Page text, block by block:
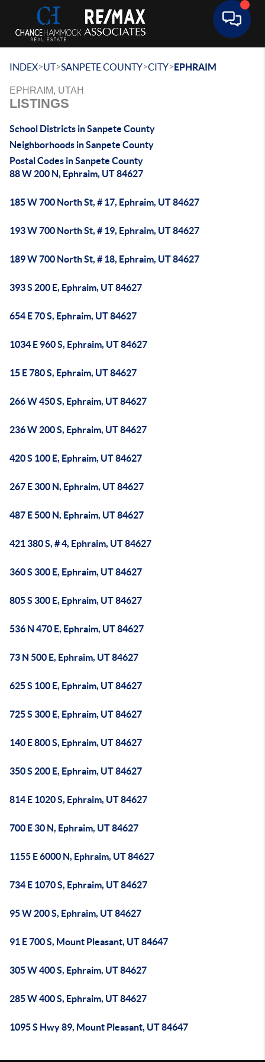
INDEX>UT>SANPETE COUNTY>CITY>EPHRAIM
EPHRAIM, UTAH
LISTINGS
School Districts in Sanpete County
Neighborhoods in Sanpete County
Postal Codes in Sanpete County
88 W 200 N, Ephraim, UT 84627
185 W 700 North St, # 17, Ephraim, UT 84627
193 W 700 North St, # 19, Ephraim, UT 84627
189 W 700 North St, # 18, Ephraim, UT 84627
393 S 200 E, Ephraim, UT 84627
654 E 70 S, Ephraim, UT 84627
1034 E 960 S, Ephraim, UT 84627
15 E 780 S, Ephraim, UT 84627
266 W 450 S, Ephraim, UT 84627
236 W 200 S, Ephraim, UT 84627
420 S 100 E, Ephraim, UT 84627
267 E 300 N, Ephraim, UT 84627
487 E 500 N, Ephraim, UT 84627
421 380 S, # 4, Ephraim, UT 84627
360 S 300 E, Ephraim, UT 84627
805 S 300 E, Ephraim, UT 84627
536 N 470 E, Ephraim, UT 84627
73 N 500 E, Ephraim, UT 84627
625 S 100 E, Ephraim, UT 84627
725 S 300 E, Ephraim, UT 84627
140 E 800 S, Ephraim, UT 84627
350 S 200 E, Ephraim, UT 84627
814 E 1020 S, Ephraim, UT 84627
700 E 30 N, Ephraim, UT 84627
1155 E 6000 N, Ephraim, UT 84627
734 E 1070 S, Ephraim, UT 84627
95 W 200 S, Ephraim, UT 84627
91 E 700 S, Mount Pleasant, UT 84647
305 W 400 S, Ephraim, UT 84627
285 W 400 S, Ephraim, UT 84627
1095 S Hwy 89, Mount Pleasant, UT 84647